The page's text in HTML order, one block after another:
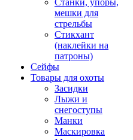
Станки, упоры,
мешки для
стрельбы
Стикхант
(наклейки на
патроны)
Сейфы
Товары для охоты
Засидки
Лыжи и
снегоступы
Манки
Маскировка